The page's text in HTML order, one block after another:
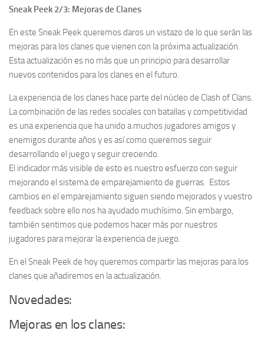
Sneak Peek 2/3: Mejoras de Clanes
En este Sneak Peek queremos daros un vistazo de lo que serán las
mejoras para los clanes que vienen con la próxima actualización.
Esta actualización es no más que un principio para desarrollar
nuevos contenidos para los clanes en el futuro.
La experiencia de los clanes hace parte del núcleo de Clash of Clans.
La combinación de las redes sociales con batallas y competitividad
es una experiencia que ha unido a muchos jugadores amigos y
enemigos durante años y es así como queremos seguir
desarrollando el juego y seguir creciendo.
El indicador más visible de esto es nuestro esfuerzo con seguir
mejorando el sistema de emparejamiento de guerras. Estos
cambios en el emparejamiento siguen siendo mejorados y vuestro
feedback sobre ello nos ha ayudado muchísimo. Sin embargo,
también sentimos que podemos hacer más por nuestros
jugadores para mejorar la experiencia de juego.
En el Sneak Peek de hoy queremos compartir las mejoras para los
clanes que añadiremos en la actualización.
Novedades:
Mejoras en los clanes: